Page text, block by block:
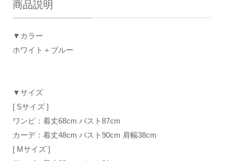
商品説明
▼カラー
ホワイト＋ブルー
▼サイズ
[ Sサイズ ]
ワンピ：着丈68cm バスト87cm
カーデ：着丈48cm バスト90cm 肩幅38cm
[ Mサイズ ]